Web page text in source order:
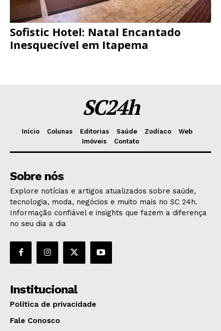
Sofistic Hotel: Natal Encantado
Inesquecível em Itapema
SC24h
Início Colunas Editorias Saúde Zodíaco
Web
Imóveis
Contato
Sobre nós
Explore notícias e artigos atualizados sobre saúde,
tecnologia, moda, negócios e muito mais no SC 24h.
Informação confiável e insights que fazem a diferença
no seu dia a dia
Institucional
Política de privacidade
Fale Conosco